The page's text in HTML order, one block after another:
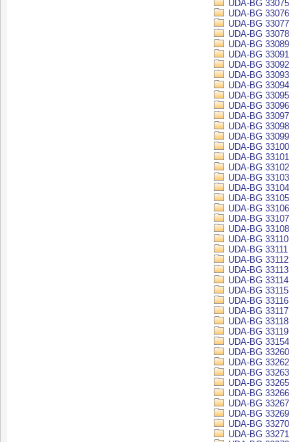
UDA-BG 33075
UDA-BG 33076
UDA-BG 33077
UDA-BG 33078
UDA-BG 33089
UDA-BG 33091
UDA-BG 33092
UDA-BG 33093
UDA-BG 33094
UDA-BG 33095
UDA-BG 33096
UDA-BG 33097
UDA-BG 33098
UDA-BG 33099
UDA-BG 33100
UDA-BG 33101
UDA-BG 33102
UDA-BG 33103
UDA-BG 33104
UDA-BG 33105
UDA-BG 33106
UDA-BG 33107
UDA-BG 33108
UDA-BG 33110
UDA-BG 33111
UDA-BG 33112
UDA-BG 33113
UDA-BG 33114
UDA-BG 33115
UDA-BG 33116
UDA-BG 33117
UDA-BG 33118
UDA-BG 33119
UDA-BG 33154
UDA-BG 33260
UDA-BG 33262
UDA-BG 33263
UDA-BG 33265
UDA-BG 33266
UDA-BG 33267
UDA-BG 33269
UDA-BG 33270
UDA-BG 33271